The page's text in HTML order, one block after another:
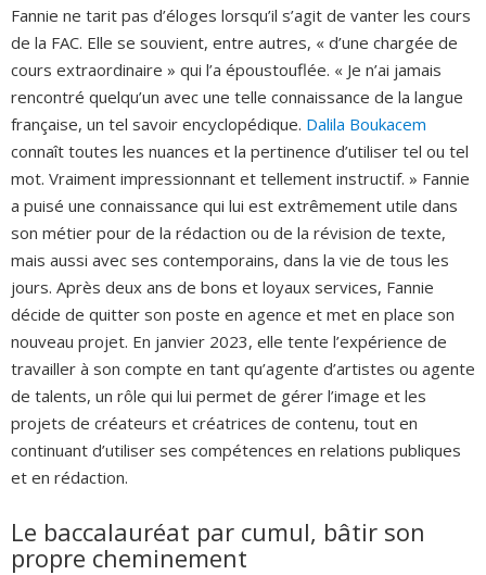
Fannie ne tarit pas d’éloges lorsqu’il s’agit de vanter les cours
de la FAC. Elle se souvient, entre autres, « d’une chargée de
cours extraordinaire » qui l’a époustouflée. « Je n’ai jamais
rencontré quelqu’un avec une telle connaissance de la langue
française, un tel savoir encyclopédique. Dalila Boukacem
connaît toutes les nuances et la pertinence d’utiliser tel ou tel
mot. Vraiment impressionnant et tellement instructif. » Fannie
a puisé une connaissance qui lui est extrêmement utile dans
son métier pour de la rédaction ou de la révision de texte,
mais aussi avec ses contemporains, dans la vie de tous les
jours. Après deux ans de bons et loyaux services, Fannie
décide de quitter son poste en agence et met en place son
nouveau projet. En janvier 2023, elle tente l’expérience de
travailler à son compte en tant qu’agente d’artistes ou agente
de talents, un rôle qui lui permet de gérer l’image et les
projets de créateurs et créatrices de contenu, tout en
continuant d’utiliser ses compétences en relations publiques
et en rédaction.
Le baccalauréat par cumul, bâtir son
propre cheminement